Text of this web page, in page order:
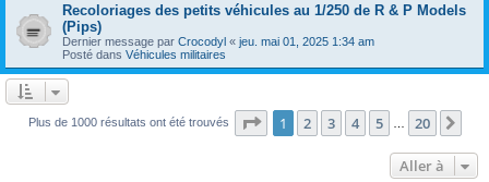
Recoloriages des petits véhicules au 1/250 de R & P Models
(Pips)
Dernier message par Crocodyl « jeu. mai 01, 2025 1:34 am
Posté dans Véhicules militaires
Plus de 1000 résultats ont été trouvés Page 1sur20
1 2 3 4 5 20
Aller à